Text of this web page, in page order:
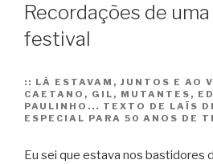
Recordações de
festival
:: LÁ ESTAVAM, JUNTOS E AO
CAETANO, GIL, MUTANTES,
PAULINHO... TEXTO DE LAÏS
ESPECIAL PARA 50 ANOS DE
Eu sei que estava nos bastidores